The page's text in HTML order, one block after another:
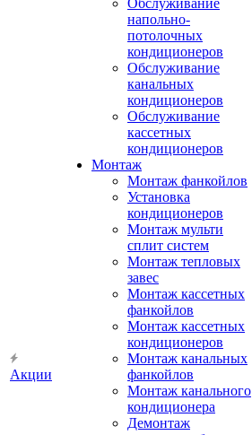
Акции
Обслуживание
напольно-
потолочных
кондиционеров
Обслуживание
канальных
кондиционеров
Обслуживание
кассетных
кондиционеров
Монтаж
Монтаж фанкойлов
Установка
кондиционеров
Монтаж мульти
сплит систем
Монтаж тепловых
завес
Монтаж кассетных
фанкойлов
Монтаж кассетных
кондиционеров
Монтаж канальных
фанкойлов
Монтаж канального
кондиционера
Демонтаж